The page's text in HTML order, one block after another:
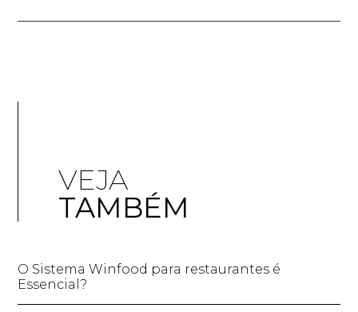
VEJA
TAMBÉM
O Sistema Winfood para restaurantes é
Essencial?